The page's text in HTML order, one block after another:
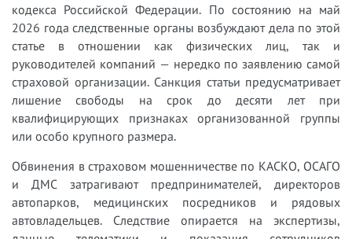
кодекса Российской Федерации. По состоянию на май
2026 года следственные органы возбуждают дела по этой
статье в отношении как физических лиц, так и
руководителей компаний — нередко по заявлению самой
страховой организации. Санкция статьи предусматривает
лишение свободы на срок до десяти лет при
квалифицирующих признаках организованной группы
или особо крупного размера.
Обвинения в страховом мошенничестве по КАСКО, ОСАГО
и ДМС затрагивают предпринимателей, директоров
автопарков, медицинских посредников и рядовых
автовладельцев. Следствие опирается на экспертизы,